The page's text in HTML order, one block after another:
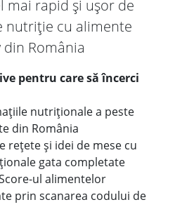
mai rapid și ușor de
nutriție cu alimente
din România
pentru care să încerci
nutriționale a peste
din România
rețete și idei de mese cu
gata completate
ul alimentelor
prin scanarea codului de